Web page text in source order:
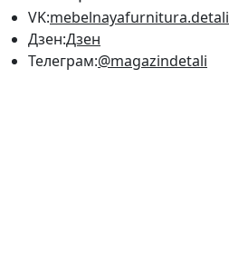
VK:mebelnayafurnitura.detali
Дзен:Дзен
Телеграм:@magazindetali